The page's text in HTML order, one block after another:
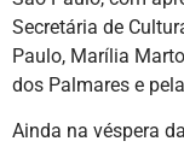
Secretária de
Paulo, Marília
dos Palmares e
Ainda na véspera